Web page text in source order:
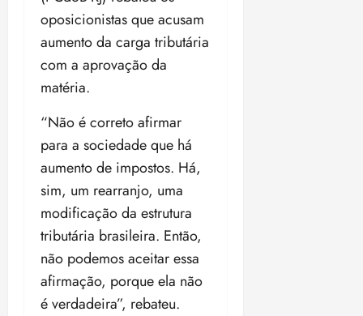
oposicionistas que acusam
aumento da carga tributária
com a aprovação da
matéria.
“Não é correto afirmar
para a sociedade que há
aumento de impostos. Há,
sim, um rearranjo, uma
modificação da estrutura
tributária brasileira. Então,
não podemos aceitar essa
afirmação, porque ela não
é verdadeira”, rebateu.